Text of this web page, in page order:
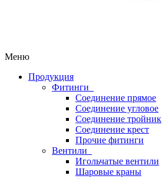
Меню
Продукция
Фитинги
Соединение прямое
Соединение угловое
Соединение тройник
Соединение крест
Прочие фитинги
Вентили
Игольчатые вентили
Шаровые краны